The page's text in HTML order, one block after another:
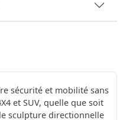
sécurité et mobilité sans
et SUV, quelle que soit
sculpture directionnelle